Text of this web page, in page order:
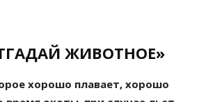
ЖИВОТНОЕ»
хорошо плавает, хорошо